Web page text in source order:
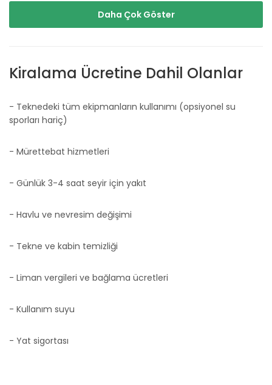
Daha Çok Göster
Kiralama Ücretine Dahil Olanlar
- Teknedeki tüm ekipmanların kullanımı (opsiyonel su
sporları hariç)
- Mürettebat hizmetleri
- Günlük 3-4 saat seyir için yakıt
- Havlu ve nevresim değişimi
- Tekne ve kabin temizliği
- Liman vergileri ve bağlama ücretleri
- Kullanım suyu
- Yat sigortası